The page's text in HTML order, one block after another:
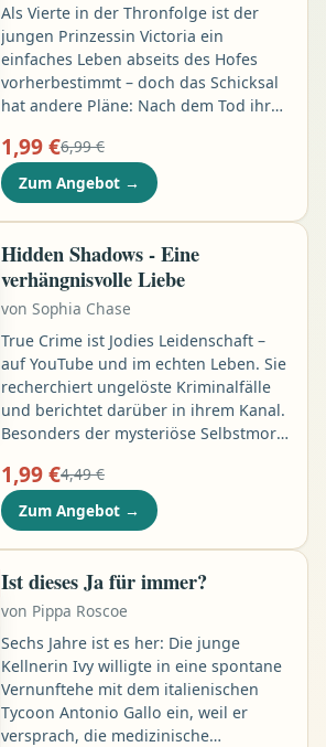
Als Vierte in der Thronfolge ist der
jungen Prinzessin Victoria ein
einfaches Leben abseits des Hofes
vorherbestimmt – doch das Schicksal
hat andere Pläne: Nach dem Tod ihres
Königin von England wieder, zum
ersten Mal frei von der
Bevormundung ihrer herrischen
Mutter. Gerade noch unsichtbar,
erwarten die »Mädchenkönigin« nun
Verantwortung und Pflichten – unter
anderem die arrangierte Ehe mit dem
deutschen Prinzen Albert …
1,99 €6,99 €
Zum Angebot →
Hidden Shadows - Eine
verhängnisvolle Liebe
von Sophia Chase
True Crime ist Jodies Leidenschaft –
auf YouTube und im echten Leben. Sie
recherchiert ungelöste Kriminalfälle
und berichtet darüber in ihrem Kanal.
Besonders der mysteriöse Selbstmord
Siebzigern zieht sie in den Bann. Jodie
ist überzeugt, dass die junge Mutter
ermordet wurde. Gemeinsam mit
Alices Enkel Harry Ramsay taucht sie
in die düstere Vergangenheit der
Toten ein: eine zerstörerische Ehe,
eine geheime Liebe – und eine
Wahrheit …
1,99 €4,49 €
Zum Angebot →
Ist dieses Ja für immer?
von Pippa Roscoe
Sechs Jahre ist es her: Die junge
Kellnerin Ivy willigte in eine spontane
Vernunftehe mit dem italienischen
Tycoon Antonio Gallo ein, weil er
versprach, die medizinische